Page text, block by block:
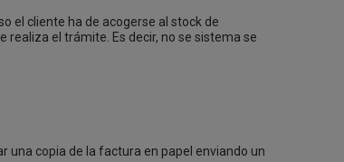
el cliente ha de acogerse al stock de
el trámite. Es decir, no se sistema se
una copia de la factura en papel enviando un